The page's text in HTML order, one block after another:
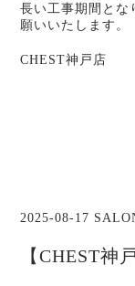
長い工事期間とな
願いいたします。
CHEST神戸店
2025-08-17
【CHEST神